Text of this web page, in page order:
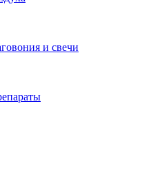
и свечи